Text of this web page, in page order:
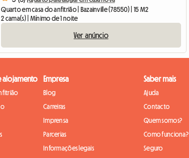
Quarto em casa do anfitrião | Bazainville (78550) | 15 M2
2 cama(s) | Mínimo de 1 noite
Ver anúncio
alojamento Empresa
Blog
Carreiras
Imprensa
Parcerias
Informações legais
Saber mais
Ajuda
Contacto
Quem somos?
Como funciona?
Seguro